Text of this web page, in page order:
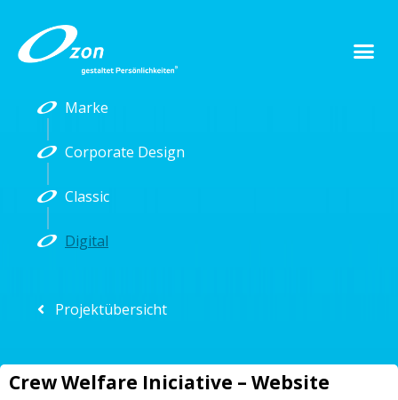
Marke
Corporate Design
Classic
Digital
Projektübersicht
Crew Welfare Iniciative – Website